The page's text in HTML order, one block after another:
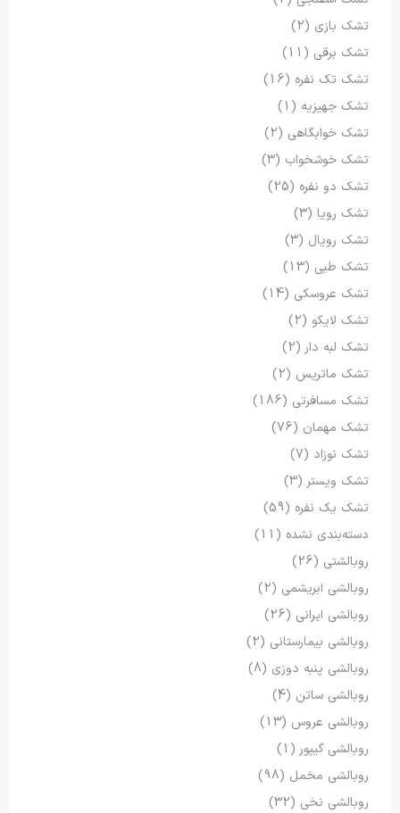
تشک بازی (2)
تشک برقی (11)
تشک تک نفره (16)
تشک جهیزیه (1)
تشک خوابگاهی (2)
تشک خوشخواب (3)
تشک دو نفره (25)
تشک رویا (3)
تشک رویال (3)
تشک طبی (13)
تشک عروسکی (14)
تشک لایکو (2)
تشک لبه دار (2)
تشک ماتریس (2)
تشک مسافرتی (186)
تشک مهمان (76)
تشک نوزاد (7)
تشک ویستر (3)
تشک یک نفره (59)
دسته‌بندی نشده (11)
روبالشتی (26)
روبالشی ابریشمی (2)
روبالشی ایرانی (26)
روبالشی بیمارستانی (2)
روبالشی پنبه دوزی (8)
روبالشی ساتن (4)
روبالشی عروس (13)
روبالشی گیپور (1)
روبالشی مخمل (98)
روبالشی نخی (32)